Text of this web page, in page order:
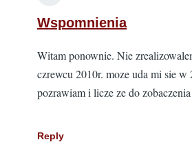
Wspomnienia
Witam ponownie. Nie
czrewcu 2010r. moze uda mi sie w
pozrawiam i licze ze do
Reply